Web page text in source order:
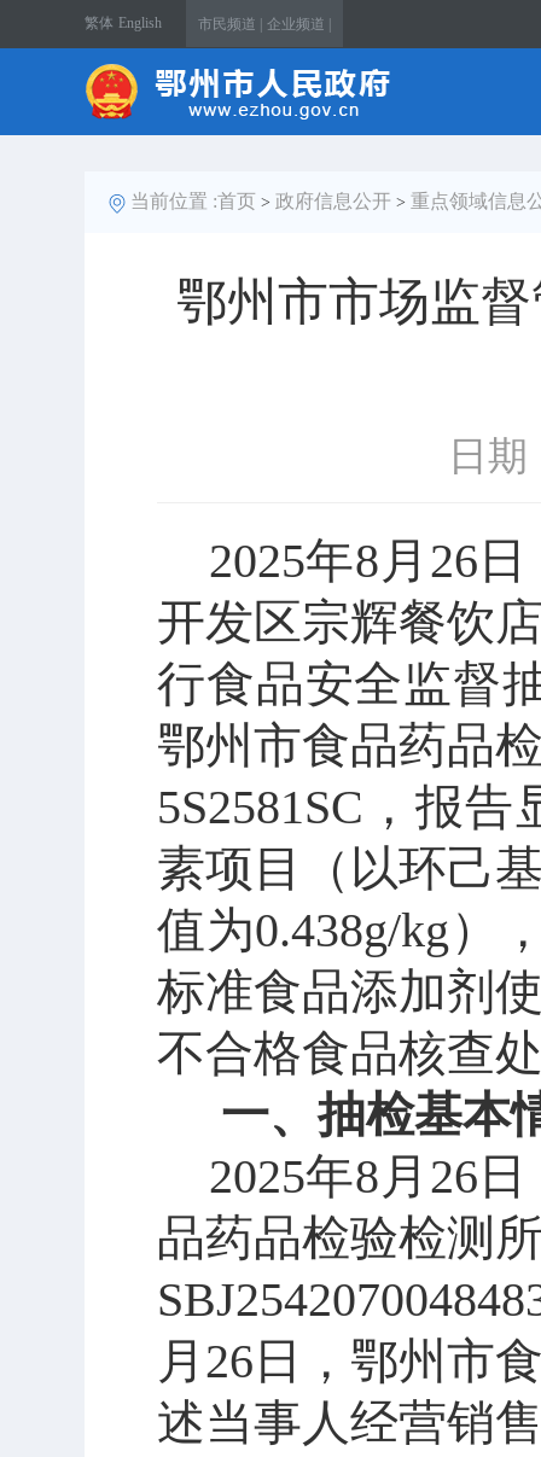
繁体 English 市民频道 | 企业频道 |
当前位置 :首页 > 政府信息公开 > 重点领域信息
鄂州市市场监
日期
2025年8月26日
开发区宗辉餐饮
行食品安全监督
鄂州市食品药品
5S2581SC ， 报告
素项目（以环己
值为0.438g/kg）
标准食品添加剂
不合格食品核查
一、抽检基本
2025年8月26日
品药品检验检测
月26日
，鄂州市
述当事人经营销